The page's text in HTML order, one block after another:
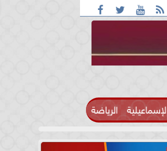
    بسبب خلافات على الأجرة
الرياضة